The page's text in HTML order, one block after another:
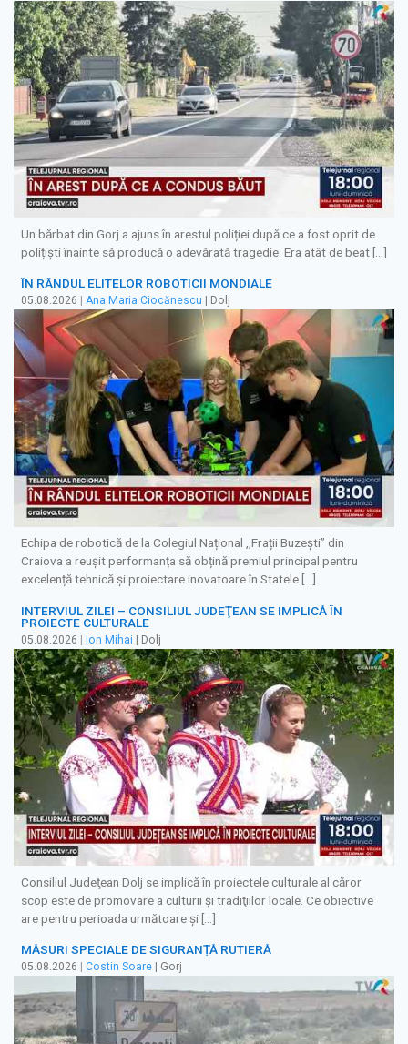
Un bărbat din Gorj a ajuns în arestul poliției după ce a fost oprit de
polițiști înainte să producă o adevărată tragedie. Era atât de beat […]
ÎN RÂNDUL ELITELOR ROBOTICII MONDIALE
05.08.2026 Ana Maria Ciocănescu | Dolj
Echipa de robotică de la Colegiul Național ,,Frații Buzești” din
Craiova a reușit performanța să obțină premiul principal pentru
excelență tehnică și proiectare inovatoare în Statele […]
INTERVIUL ZILEI – CONSILIUL JUDEŢEAN SE IMPLICĂ ÎN
PROIECTE CULTURALE
05.08.2026 | Ion Mihai | Dolj
Consiliul Judeţean Dolj se implică în proiectele culturale al căror
scop este de promovare a culturii şi tradiţiilor locale. Ce obiective
are pentru perioada următoare şi […]
MĂSURI SPECIALE DE SIGURANȚĂ RUTIERĂ
05.08.2026 Costin Soare | Gorj